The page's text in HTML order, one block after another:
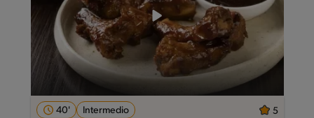
40' Intermedio 5